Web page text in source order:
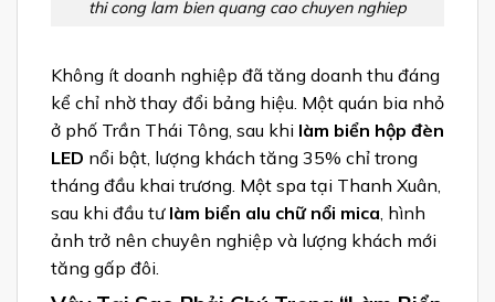
thi cong lam bien quang cao chuyen nghiep
Không ít doanh nghiệp đã tăng doanh thu đáng
kể chỉ nhờ thay đổi bảng hiệu. Một quán bia nhỏ
ở phố Trần Thái Tông, sau khi làm biển hộp đèn
LED nổi bật, lượng khách tăng 35% chỉ trong
tháng đầu khai trương. Một spa tại Thanh Xuân,
sau khi đầu tư làm biển alu chữ nổi mica, hình
ảnh trở nên chuyên nghiệp và lượng khách mới
tăng gấp đôi.